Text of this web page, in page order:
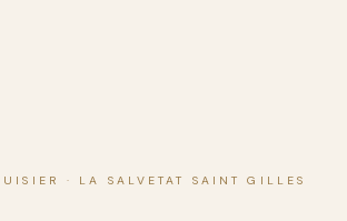
· LA SALVETAT SAINT GILLES